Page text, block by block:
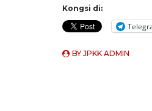
Kongsi di:
BYJPKK ADMIN